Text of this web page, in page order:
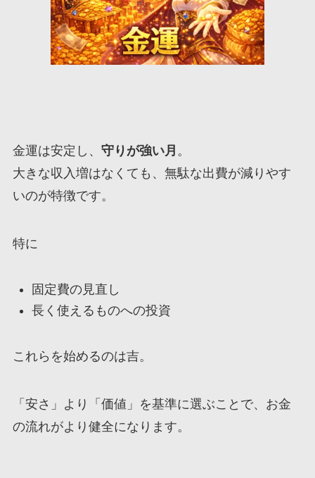
金運は安定し、 守りが強い月 。
大きな収入増はなくても、無駄な出費が減りやす
いのが特徴です。
特に
固定費の見直し
長く使えるものへの投資
これらを始めるのは吉。
「安さ」より「価値」を基準に選ぶことで、お金
の流れがより健全になります。